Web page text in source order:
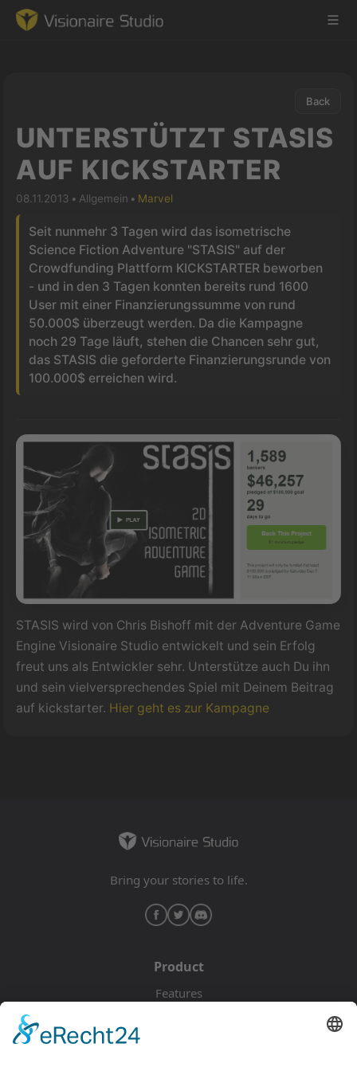
Game Engine
Learning
References
Forum
News & Stories
Downloads
Back
UNTERSTÜTZT STASIS
AUF KICKSTARTER
08.11.2013 • Allgemein • Marvel
Seit nunmehr 3 Tagen wird das isometrische
Science Fiction Adventure "STASIS" auf der
Crowdfunding Plattform KICKSTARTER beworben
- und in den 3 Tagen konnten bereits rund 1600
User mit einer Finanzierungssumme von rund
50.000$ überzeugt werden. Da die Kampagne
noch 29 Tage läuft, stehen die Chancen sehr gut,
das STASIS die geforderte Finanzierungsrunde von
100.000$ erreichen wird.
STASIS wird von Chris Bishoff mit der Adventure Game
Engine Visionaire Studio entwickelt und sein Erfolg
freut uns als Entwickler sehr. Unterstütze auch Du ihn
und sein vielversprechendes Spiel mit Deinem Beitrag
auf kickstarter. Hier geht es zur Kampagne
Bring your stories to life.
Product
Features